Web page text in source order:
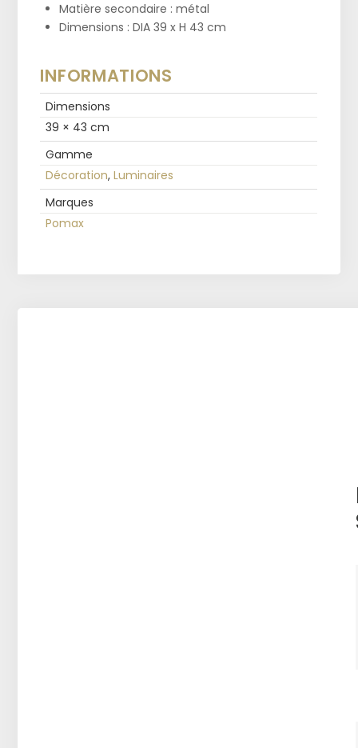
Matière secondaire : métal
Dimensions : DIA 39 x H 43 cm
INFORMATIONS
Dimensions
39 × 43 cm
Gamme
Décoration,Luminaires
Marques
Pomax